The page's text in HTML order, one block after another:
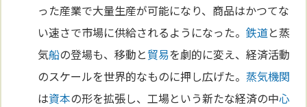
った産業で大量生産が可能になり、商品はかつてな
い速さで市場に供給されるようになった。鉄道と蒸
気船の登場も、移動と貿易を劇的に変え、経済活動
のスケールを世界的なものに押し広げた。 蒸気機関
は資本の形を拡張し、工場という新たな経済の中心